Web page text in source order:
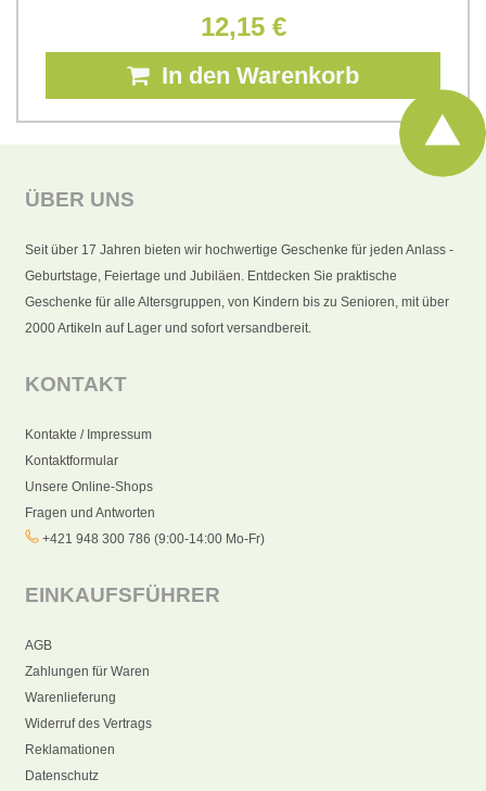
12,15 €
In den Warenkorb
ÜBER UNS
Seit über 17 Jahren bieten wir hochwertige Geschenke für jeden Anlass -
Geburtstage, Feiertage und Jubiläen. Entdecken Sie praktische
Geschenke für alle Altersgruppen, von Kindern bis zu Senioren, mit über
2000 Artikeln auf Lager und sofort versandbereit.
KONTAKT
Kontakte / Impressum
Kontaktformular
Unsere Online-Shops
Fragen und Antworten
+421 948 300 786 (9:00-14:00 Mo-Fr)
EINKAUFSFÜHRER
AGB
Zahlungen für Waren
Warenlieferung
Widerruf des Vertrags
Reklamationen
Datenschutz